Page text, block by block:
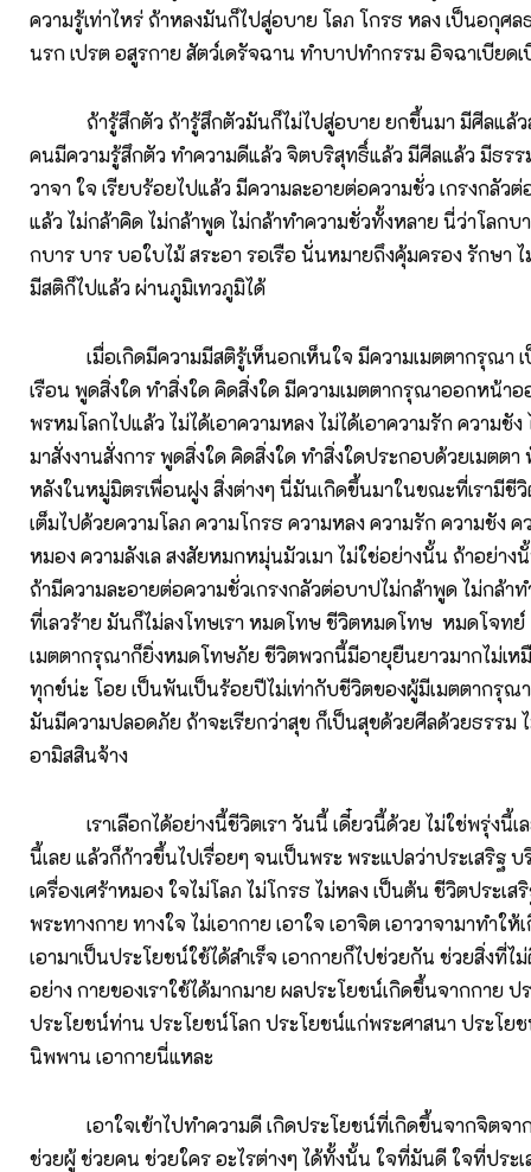
ความรู้เท่าไหร่ ถ้าหลงมันก็ไปสู่อบาย โลภ โกรธ หลง เป็นอกุศ
นรก เปรต อสูรกาย สัตว์เดรัจฉาน ทำบาปทำกรรม อิจฉาเบียด
ถ้ารู้สึกตัว ถ้ารู้สึกตัวมันก็ไม่ไปสู่อบาย ยกขึ้นมา มีศีลแล้ว
คนมีความรู้สึกตัว ทำความดีแล้ว จิตบริสุทธิ์แล้ว มีศีลแล้ว มีธรร
วาจา ใจ เรียบร้อยไปแล้ว มีความละอายต่อความชั่ว เกรงกลัวต่
แล้ว ไม่กล้าคิด ไม่กล้าพูด ไม่กล้าทำความชั่วทั้งหลาย นี่ว่าโลกบ
กบาร บาร บอใบไม้ สระอา รอเรือ นั่นหมายถึงคุ้มครอง รักษา
มีสติก็ไปแล้ว ผ่านภูมิเทวภูมิได้
เมื่อเกิดมีความมีสติรู้เห็นอกเห็นใจ มีความเมตตากรุณา เ
เรือน พูดสิ่งใด ทำสิ่งใด คิดสิ่งใด มีความเมตตากรุณาออกหน้า
พรหมโลกไปแล้ว ไม่ได้เอาความหลง ไม่ได้เอาความรัก ความชั
มาสั่งงานสั่งการ พูดสิ่งใด คิดสิ่งใด ทำสิ่งใดประกอบด้วยเมตต
หลังในหมู่มิตรเพื่อนฝูง สิ่งต่างๆ นี่มันเกิดขึ้นมาในขณะที่เรามีชี
เต็มไปด้วยความโลภ ความโกรธ ความหลง ความรัก ความชัง ค
หมอง ความลังเล สงสัยหมกหมุ่นมัวเมา ไม่ใช่อย่างนั้น ถ้าอย่า
ถ้ามีความละอายต่อความชั่วเกรงกลัวต่อบาปไม่กล้าพูด ไม่กล้า
ที่เลวร้าย มันก็ไม่ลงโทษเรา หมดโทษ ชีวิตหมดโทษ หมดโจท
เมตตากรุณาก็ยิ่งหมดโทษภัย ชีวิตพวกนี้มีอายุยืนยาวมากไม่เ
ทุกข์น่ะ โอย เป็นพันเป็นร้อยปีไม่เท่ากับชีวิตของผู้มีเมตตากรุณา
มันมีความปลอดภัย ถ้าจะเรียกว่าสุข ก็เป็นสุขด้วยศีลด้วยธรรม ไ
อามิสสินจ้าง
เราเลือกได้อย่างนี้ชีวิตเรา วันนี้ เดี๋ยวนี้ด้วย ไม่ใช่พรุ่งนี้เล
นี้เลย แล้วก็ก้าวขึ้นไปเรื่อยๆ จนเป็นพระ พระแปลว่าประเสริฐ
เครื่องเศร้าหมอง ใจไม่โลภ ไม่โกรธ ไม่หลง เป็นต้น ชีวิตประเส
พระทางกาย ทางใจ ไม่เอากาย เอาใจ เอาจิต เอาวาจามาทำให้
เอามาเป็นประโยชน์ใช้ได้สำเร็จ เอากายก็ไปช่วยกัน ช่วยสิ่งที่ไ
อย่าง กายของเราใช้ได้มากมาย ผลประโยชน์เกิดขึ้นจากกาย
ประโยชน์ท่าน ประโยชน์โลก ประโยชน์แก่พระศาสนา ประโย
นิพพาน เอากายนี่แหละ
เอาใจเข้าไปทำความดี เกิดประโยชน์ที่เกิดขึ้นจากจิตจา
ช่วยผู้ ช่วยคน ช่วยใคร อะไรต่างๆ ได้ทั้งนั้น ใจที่มันดี ใจที่ประ